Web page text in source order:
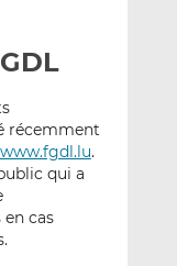
récemment
www.fgdl.lu.
qui a
cas